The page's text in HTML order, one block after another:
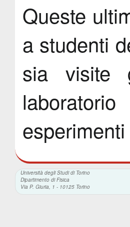
Queste
a studenti
sia visite
Università degli Studi di Torino
Dipartimento di Fisica
Via P. Giuria, 1 - 10125 Torino